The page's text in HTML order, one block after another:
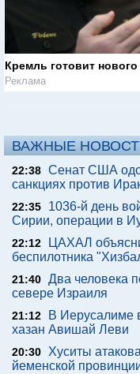
Кремль готовит
Реклама
ВАЖНЫЕ
22:38 Сенат США
санкциях против
22:35
1036-й день
Сирии, операции в
22:12
ЦАХАЛ
беспилотника
21:40 Два человека
севере Израиля
21:12
В Иерусалиме
хазан Авишай Леви
20:30 Хуситы
йеменской